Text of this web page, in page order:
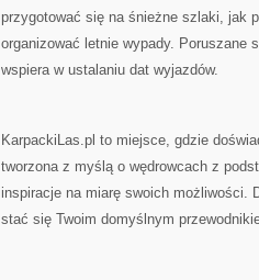
przygotować się na śnieżne szlaki, jak
organizować letnie wypady. Poruszane
wspiera w ustalaniu dat wyjazdów.
KarpackiLas.pl to miejsce, gdzie
tworzona z myślą o wędrowcach z
inspiracje na miarę swoich możliwości.
stać się Twoim domyślnym